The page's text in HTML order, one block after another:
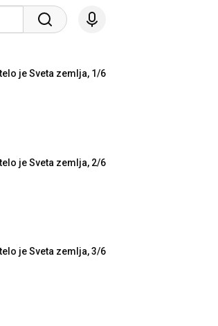
je Sveta zemlja, 1/6
je Sveta zemlja, 2/6
je Sveta zemlja, 3/6